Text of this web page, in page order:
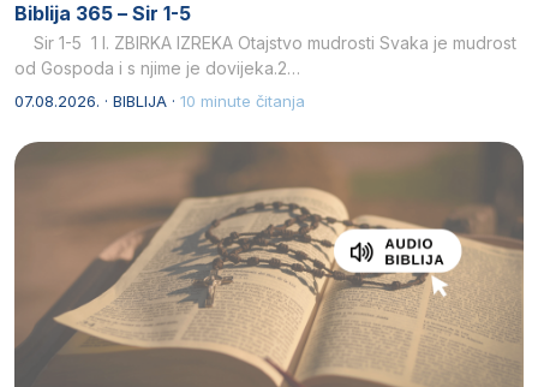
Biblija 365 – Sir 1-5
Sir 1-5 1 I. ZBIRKA IZREKA Otajstvo mudrosti Svaka je mudrost
od Gospoda i s njime je dovijeka.2…
07.08.2026. · BIBLIJA · 10 minute čitanja